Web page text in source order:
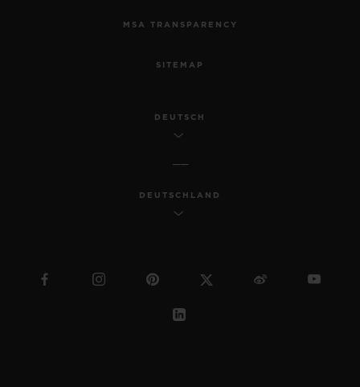
MSA TRANSPARENCY
SITEMAP
DEUTSCH
DEUTSCHLAND